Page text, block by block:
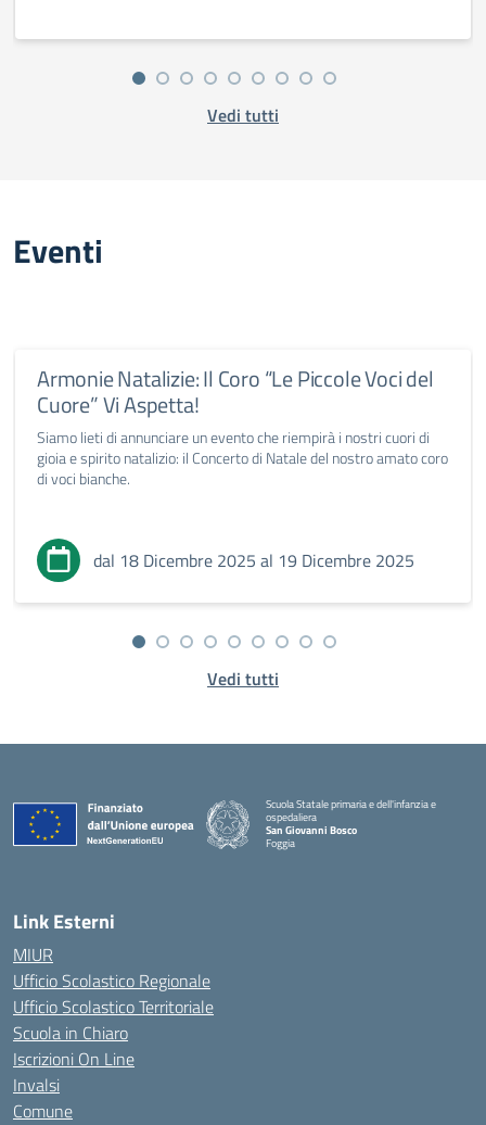
Vedi tutti
Eventi
Armonie Natalizie: Il Coro “Le Piccole Voci del
Cuore” Vi Aspetta!
Siamo lieti di annunciare un evento che riempirà i nostri cuori di
gioia e spirito natalizio: il Concerto di Natale del nostro amato coro
di voci bianche.
dal 18 Dicembre 2025 al 19 Dicembre 2025
Vedi tutti
Scuola Statale primaria e dell'infanzia e
ospedaliera
San Giovanni Bosco
Foggia
Link Esterni
MIUR
Ufficio Scolastico Regionale
Ufficio Scolastico Territoriale
Scuola in Chiaro
Iscrizioni On Line
Invalsi
Comune